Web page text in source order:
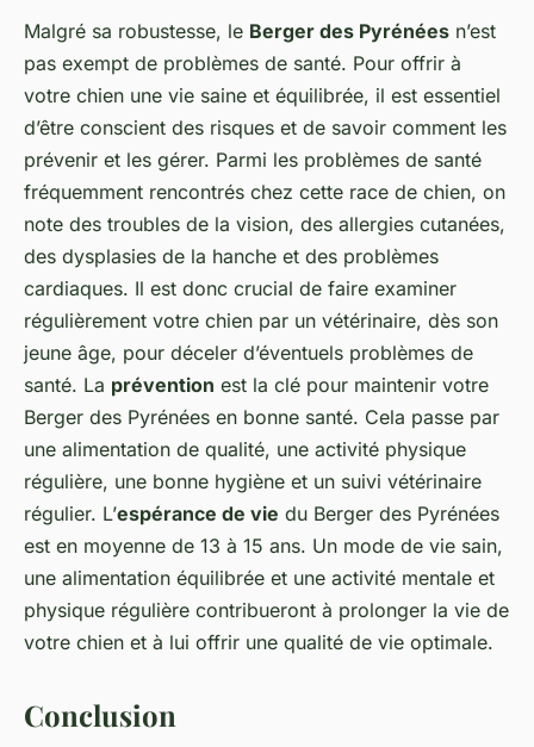
Malgré sa robustesse, le Berger des Pyrénées n’est
pas exempt de problèmes de santé. Pour offrir à
votre chien une vie saine et équilibrée, il est essentiel
d’être conscient des risques et de savoir comment les
prévenir et les gérer. Parmi les problèmes de santé
fréquemment rencontrés chez cette race de chien, on
note des troubles de la vision, des allergies cutanées,
des dysplasies de la hanche et des problèmes
cardiaques. Il est donc crucial de faire examiner
régulièrement votre chien par un vétérinaire, dès son
jeune âge, pour déceler d’éventuels problèmes de
santé. La prévention est la clé pour maintenir votre
Berger des Pyrénées en bonne santé. Cela passe par
une alimentation de qualité, une activité physique
régulière, une bonne hygiène et un suivi vétérinaire
régulier. L’espérance de vie du Berger des Pyrénées
est en moyenne de 13 à 15 ans. Un mode de vie sain,
une alimentation équilibrée et une activité mentale et
physique régulière contribueront à prolonger la vie de
votre chien et à lui offrir une qualité de vie optimale.
Conclusion